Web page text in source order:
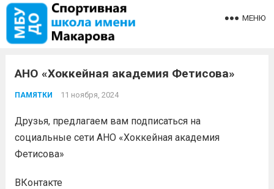
МЕНЮ
АНО «Хоккейная академия Фетисова»
ПАМЯТКИ 11 ноября, 2024
Друзья, предлагаем вам подписаться на
социальные сети АНО «Хоккейная академия
Фетисова»
ВКонтакте